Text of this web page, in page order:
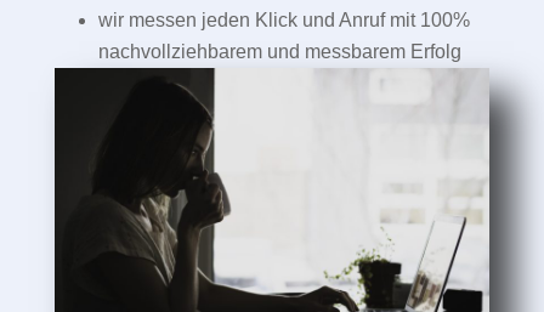
wir messen jeden Klick und Anruf mit 100%
nachvollziehbarem und messbarem Erfolg